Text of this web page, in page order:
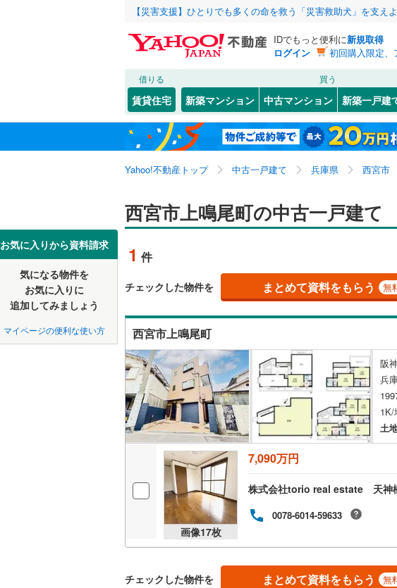
【災害支援】ひとりでも多くの命を救う「災害救助犬」を支え
IDでもっと便利に新規取得
ログイン
初回購入限定、
借りる
賃貸住宅
買う
新築マンション 中古マンション 新築一戸建
Yahoo!不動産トップ 中古一戸建て 兵庫県 西宮市
お気に入りから資料請求
気になる物件を
お気に入りに
追加してみましょう
マイページの便利な使い方
西宮市上鳴尾町の中古一戸建て
1 件
チェックした物件を まとめて資料をもらう 無
西宮市上鳴尾町
阪
兵
1K/
土
画像17枚
7,090万円
株式会社torio real estate 天神
0078-6014-59633
チェックした物件を まとめて資料をもらう 無
北海道 北海道
東北 青森 岩手
関東 東京 神奈川
信越・北陸 新潟 長野
近畿 大阪 兵庫
中国 鳥取 島根
四国 徳島 香川
九州・沖縄 福岡 佐賀
該当物件0件
神戸市 東灘区(69)
長田区(29)
北区
46 )
兵庫県のそのほ
かの地域
姫路市(321)
加古川市(51)
宝塚市(143)
川西市(111)
加西市(3
丹波市(32
淡路市
3)
たつの市
加古郡稲美町
1
神崎郡福崎町(2
美方郡新温泉町(0)
該当物件0件
相生町(1)
一ケ谷町(3)
上ケ原五番町( )
上ケ原山田町(2)
上田東町(2)
神園町(3)
甲子園網引町(2)
甲子園七番町(1)
甲子園口(2)
甲陽園西山町(4)
小松南町 (6)
新甲陽町(2)
段上町(1)
該当物件0件
JR 東海道本線（JR西日本）(0)
加古川線(0)
赤穂線(0)
山陽新幹線(0)
地下鉄 神戸市営地下鉄西神・山手線
阪急甲陽線(0)
阪神武庫川線(0)
神戸電鉄有馬線(0)
神戸電鉄公園都市線(0)
神戸高速線（東西線）(
神戸市営地下鉄北神線(
智頭急行
0)
該当物件0件
該当物件0件
こだわり条件 リフォーム、リノベーション
リノベーション・リフォ
（0）
設備
床暖房（
駐車場2台以上（0）
（0）
二世帯向け
（0）
サービスルーム（納戸）
立地
最寄りの駅が始発駅
配置、向き、建ち方、日当た
前道6m以上（0 ）
平坦地（0）
該当物件0件
この検索条件